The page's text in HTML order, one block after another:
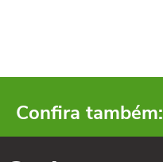
Confira também: